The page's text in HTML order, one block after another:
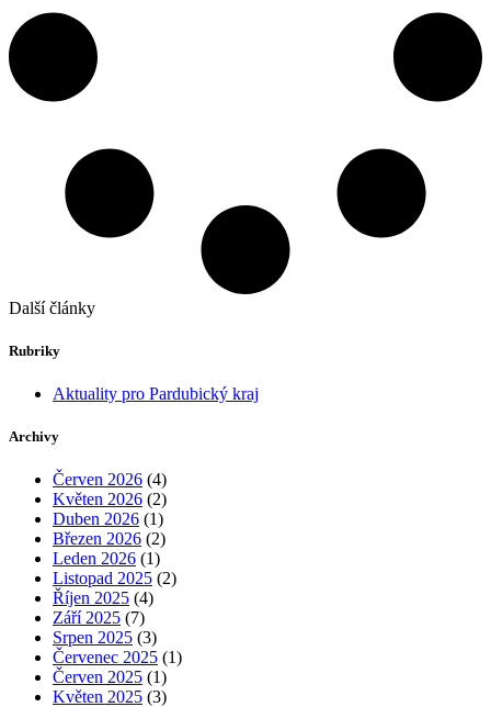
Další články
Rubriky
Aktuality pro Pardubický kraj
Archivy
Červen 2026 (4)
Květen 2026 (2)
Duben 2026 (1)
Březen 2026 (2)
Leden 2026 (1)
Listopad 2025 (2)
Říjen 2025 (4)
Září 2025 (7)
Srpen 2025 (3)
Červenec 2025 (1)
Červen 2025 (1)
Květen 2025 (3)